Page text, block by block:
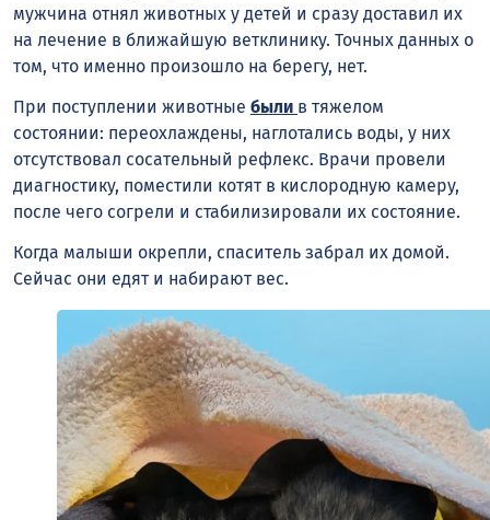
мужчина отнял животных у детей и сразу доставил их
на лечение в ближайшую ветклинику. Точных данных о
том, что именно произошло на берегу, нет.
При поступлении животные были в тяжелом
состоянии: переохлаждены, наглотались воды, у них
отсутствовал сосательный рефлекс. Врачи провели
диагностику, поместили котят в кислородную камеру,
после чего согрели и стабилизировали их состояние.
Когда малыши окрепли, спаситель забрал их домой.
Сейчас они едят и набирают вес.